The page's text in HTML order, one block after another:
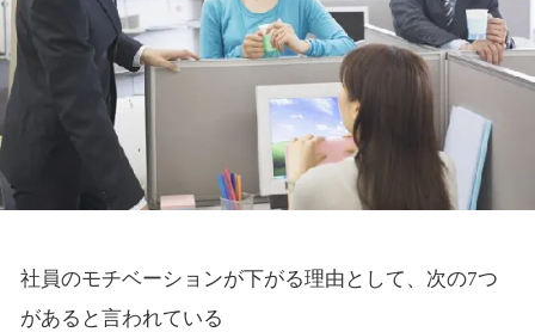
社員のモチベーションが下がる理由として、次の7つ
があると言われている